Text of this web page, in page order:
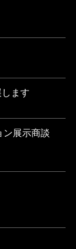
ます
ン展⽰商談